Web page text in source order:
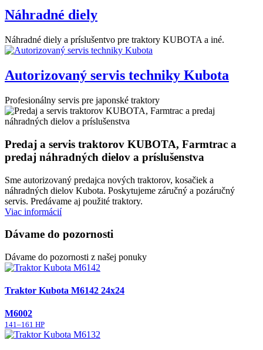
Náhradné diely
Náhradné diely a príslušentvo pre traktory KUBOTA a iné.
Autorizovaný servis techniky Kubota
Profesionálny servis pre japonské traktory
Predaj a servis traktorov KUBOTA, Farmtrac a
predaj náhradných dielov a príslušenstva
Sme autorizovaný predajca nových traktorov, kosačiek a
náhradných dielov Kubota. Poskytujeme záručný a pozáručný
servis. Predávame aj použité traktory.
Viac informácií
Dávame do pozornosti
Dávame do pozornosti z našej ponuky
Traktor Kubota M6142 24x24
M6002
141–161 HP